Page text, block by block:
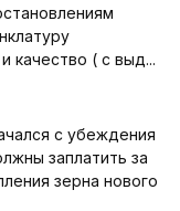
качество ( с выд...
с убеждения
заплатить за
зерна нового